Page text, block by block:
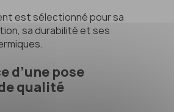
est sélectionné pour sa
sa durabilité et ses
d’une pose
qualité